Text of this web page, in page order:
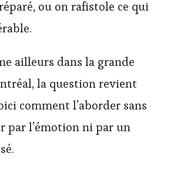
ou on rafistole ce qui
ailleurs dans la grande
la question revient
comment l’aborder sans
par l’émotion ni par un